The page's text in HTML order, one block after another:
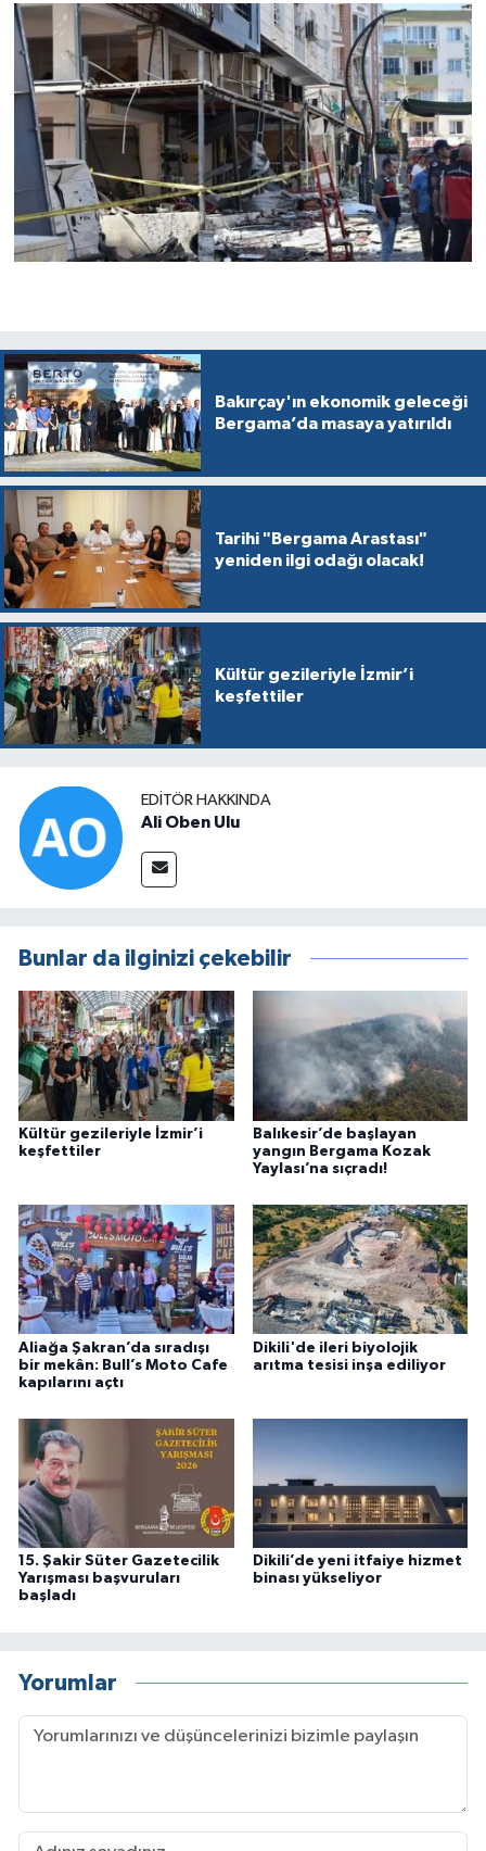
Bakırçay'ın ekonomik geleceği
Bergama’da masaya yatırıldı
Tarihi "Bergama Arastası"
yeniden ilgi odağı olacak!
Kültür gezileriyle İzmir’i
keşfettiler
EDITÖR HAKKINDA
Ali Oben Ulu
Bunlar da ilginizi çekebilir
Kültür gezileriyle İzmir’i
keşfettiler
Balıkesir’de başlayan
yangın Bergama Kozak
Yaylası’na sıçradı!
Aliağa Şakran’da sıradışı
bir mekân: Bull’s Moto Cafe
kapılarını açtı
Dikili'de ileri biyolojik
arıtma tesisi inşa ediliyor
15. Şakir Süter Gazetecilik
Yarışması başvuruları
başladı
Dikili’de yeni itfaiye hizmet
binası yükseliyor
Yorumlar